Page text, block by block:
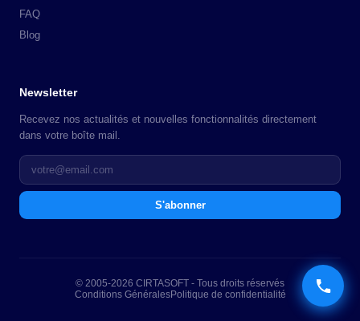
FAQ
Blog
Newsletter
Recevez nos actualités et nouvelles fonctionnalités directement
dans votre boîte mail.
S'abonner
© 2005-2026 CIRTASOFT - Tous droits réservés
Conditions GénéralesPolitique de confidentialité